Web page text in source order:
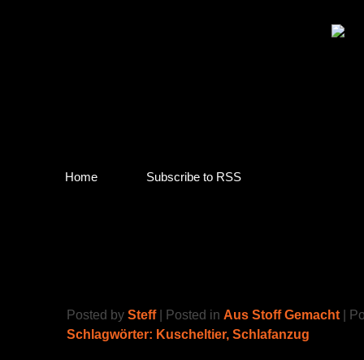
Home Subscribe to RSS
Posted by Steff| Posted in Aus Stoff Gemacht |
Schlagwörter: Kuscheltier, Schlafanzug